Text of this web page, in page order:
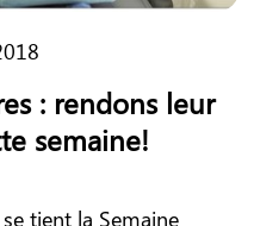
: rendons leur
semaine!
tient la Semaine